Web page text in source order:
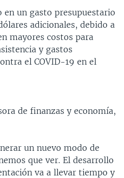
en un gasto presupuestario
adicionales, debido a
mayores costos para
y gastos
el COVID-19 en el
de finanzas y economía,
un nuevo modo de
que ver. El desarrollo
va a llevar tiempo y